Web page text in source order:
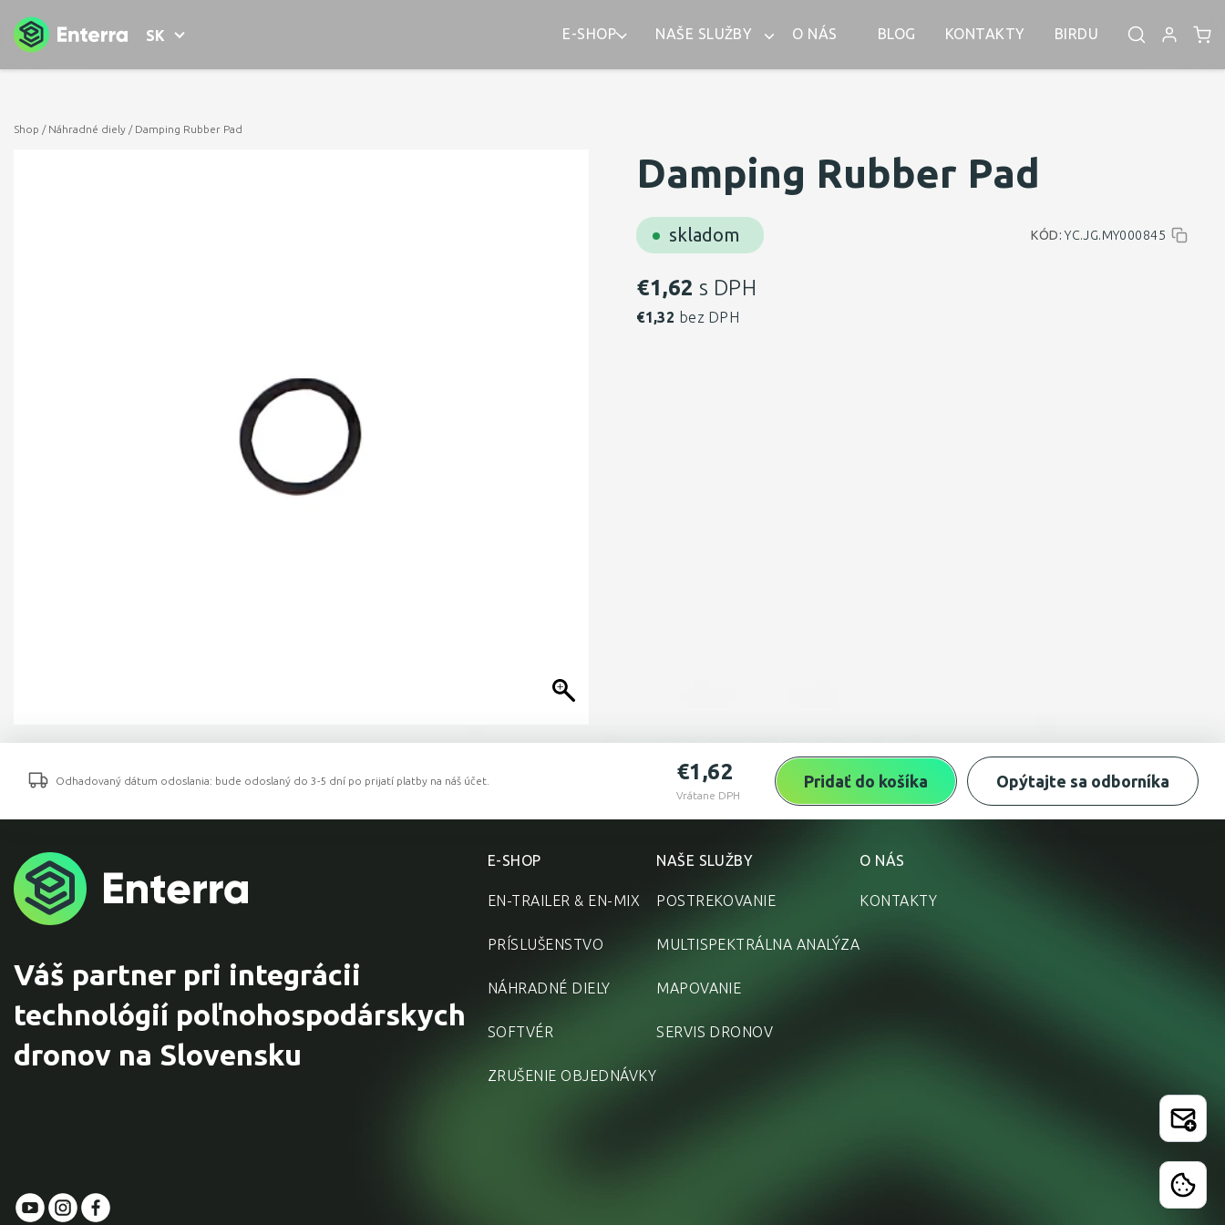
SK E-SHOP NAŠE SLUŽBY O NÁS BLOG KONTAKTY BIRDU
Shop / Náhradné diely / Damping Rubber Pad
Damping Rubber Pad
skladom KÓD: YC.JG.MY000845
€1,62 s DPH
€1,32 bez DPH
Odhadovaný dátum odoslania: bude odoslaný do 3-5 dní po prijatí platby na náš účet. €1,62
Vrátane DPH
Pridať do košíka Opýtajte sa odborníka
Váš partner pri integrácii
technológií poľnohospodárskych
dronov na Slovensku
E-SHOP
EN-TRAILER & EN-MIX
PRÍSLUŠENSTVO
NÁHRADNÉ DIELY
SOFTVÉR
ZRUŠENIE OBJEDNÁVKY
NAŠE SLUŽBY
POSTREKOVANIE
MULTISPEKTRÁLNA ANALÝZA
MAPOVANIE
SERVIS DRONOV
O NÁS
KONTAKTY